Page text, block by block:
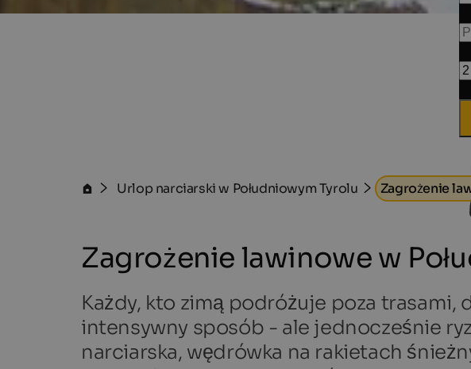
Urlop narciarski w Południowym Tyrolu Zagrożenie
Zagrożenie lawinowe w
Każdy, kto zimą podróżuje poza trasami,
intensywny sposób - ale jednocześnie
narciarska, wędrówka na rakietach